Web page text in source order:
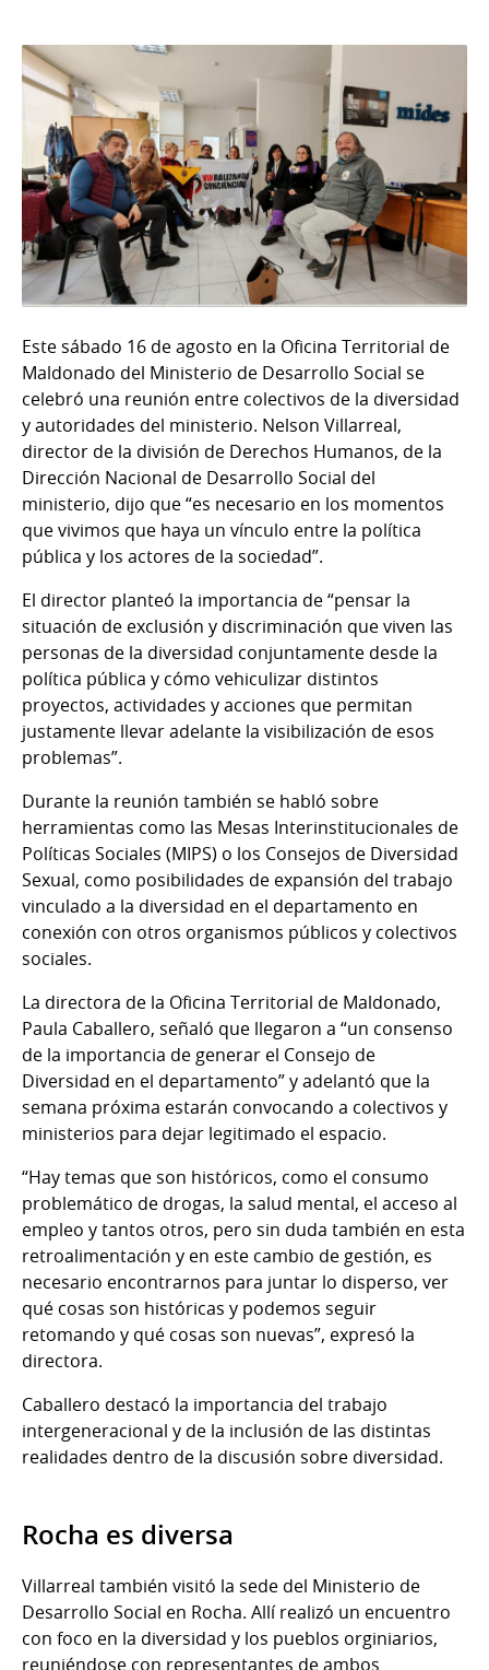
Este sábado 16 de agosto en la Oficina Territorial de
Maldonado del Ministerio de Desarrollo Social se
celebró una reunión entre colectivos de la diversidad
y autoridades del ministerio. Nelson Villarreal,
director de la división de Derechos Humanos, de la
Dirección Nacional de Desarrollo Social del
ministerio, dijo que “es necesario en los momentos
que vivimos que haya un vínculo entre la política
pública y los actores de la sociedad”.
El director planteó la importancia de “pensar la
situación de exclusión y discriminación que viven las
personas de la diversidad conjuntamente desde la
política pública y cómo vehiculizar distintos
proyectos, actividades y acciones que permitan
justamente llevar adelante la visibilización de esos
problemas”.
Durante la reunión también se habló sobre
herramientas como las Mesas Interinstitucionales de
Políticas Sociales (MIPS) o los Consejos de Diversidad
Sexual, como posibilidades de expansión del trabajo
vinculado a la diversidad en el departamento en
conexión con otros organismos públicos y colectivos
sociales.
La directora de la Oficina Territorial de Maldonado,
Paula Caballero, señaló que llegaron a “un consenso
de la importancia de generar el Consejo de
Diversidad en el departamento” y adelantó que la
semana próxima estarán convocando a colectivos y
ministerios para dejar legitimado el espacio.
“Hay temas que son históricos, como el consumo
problemático de drogas, la salud mental, el acceso al
empleo y tantos otros, pero sin duda también en esta
retroalimentación y en este cambio de gestión, es
necesario encontrarnos para juntar lo disperso, ver
qué cosas son históricas y podemos seguir
retomando y qué cosas son nuevas”, expresó la
directora.
Caballero destacó la importancia del trabajo
intergeneracional y de la inclusión de las distintas
realidades dentro de la discusión sobre diversidad.
Rocha es diversa
Villarreal también visitó la sede del Ministerio de
Desarrollo Social en Rocha. Allí realizó un encuentro
con foco en la diversidad y los pueblos orginiarios,
reuniéndose con representantes de ambos